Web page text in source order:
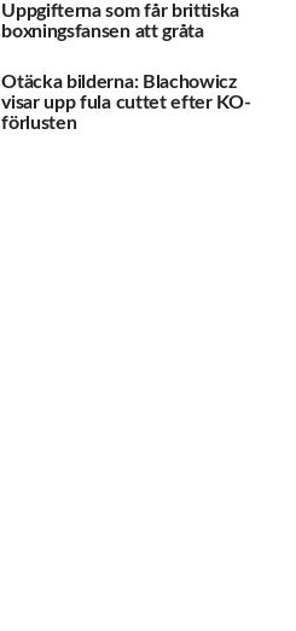
Uppgifterna som får brittiska
boxningsfansen att gråta
Otäcka bilderna: Blachowicz
visar upp fula cuttet efter KO-
förlusten